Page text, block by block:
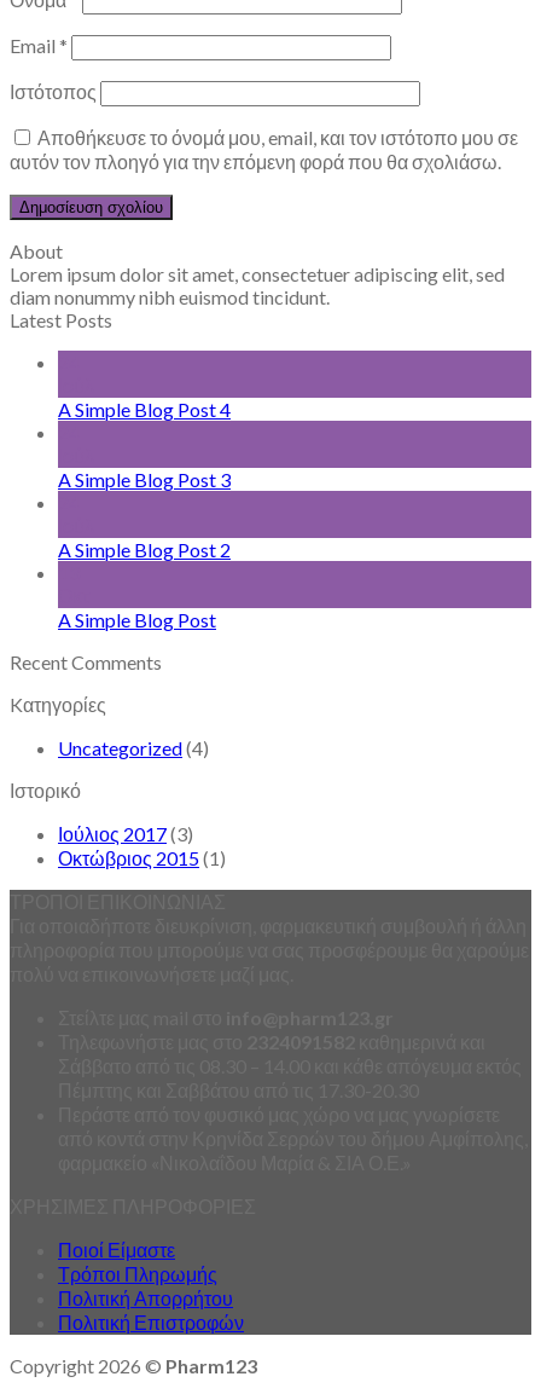
Email *
Ιστότοπος
Αποθήκευσε το όνομά μου, email, και τον ιστότοπο μου σε
αυτόν τον πλοηγό για την επόμενη φορά που θα σχολιάσω.
About
Lorem ipsum dolor sit amet, consectetuer adipiscing elit, sed
diam nonummy nibh euismod tincidunt.
Latest Posts
A Simple Blog Post 4
A Simple Blog Post 3
A Simple Blog Post 2
A Simple Blog Post
Recent Comments
Kατηγορίες
Uncategorized(4)
Ιστορικό
Ιούλιος 2017(3)
Οκτώβριος 2015(1)
Ποιοί Είμαστε
Τρόποι Πληρωμής
Πολιτική Απορρήτου
Πολιτική Επιστροφών
Copyright 2026 © Pharm123